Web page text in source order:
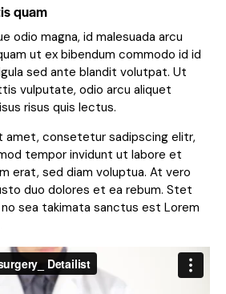
quam
odio magna, id malesuada arcu
ut ex bibendum commodo id id
sed ante blandit volutpat. Ut
vulputate, odio arcu aliquet
risus quis lectus.
amet, consetetur sadipscing elitr,
tempor invidunt ut labore et
erat, sed diam voluptua. At vero
duo dolores et ea rebum. Stet
sea takimata sanctus est Lorem